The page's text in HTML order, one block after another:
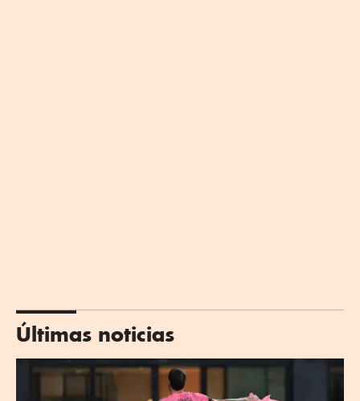
Últimas noticias